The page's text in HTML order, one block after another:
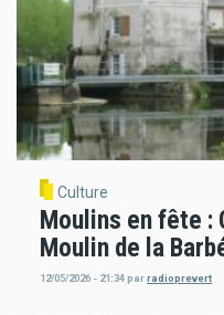
Culture
Moulins en fête :
Moulin de la
12/05/2026 - 21:34parradioprevert